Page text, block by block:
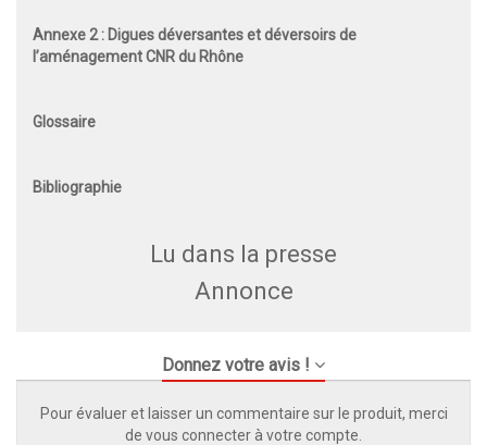
Annexe 2 : Digues déversantes et déversoirs de
l’aménagement CNR du Rhône
Glossaire
Bibliographie
Lu dans la presse
Annonce
Donnez votre avis !
Pour évaluer et laisser un commentaire sur le produit, merci
de vous connecter à votre compte.